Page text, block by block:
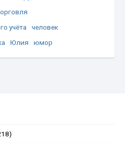
учёта
человек
Юлия юмор